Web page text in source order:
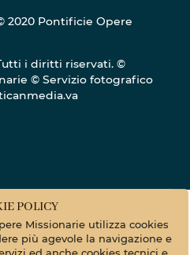
2020 Pontificie Opere
i diritti riservati. ©
© Servizio fotografico
POLICY
Missionarie utilizza cookies
più agevole la navigazione e
ed anche cookies tecnici e